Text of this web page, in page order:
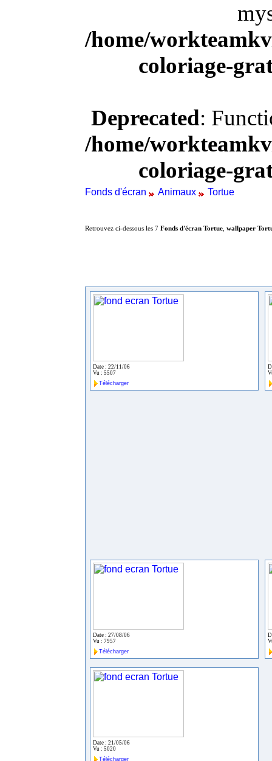
/home/
coloriage-
Deprecated:
/home/
coloriage-
Fonds d'écran Animaux Tortue
Retrouvez ci-dessous les 7 Fonds d'écran Tortue wallpaper
Date : 22/11/06
Vu : 5507
Télécharger
Date : 27/08/06
Vu : 7957
Télécharger
Date : 21/05/06
Vu : 5020
Télécharger